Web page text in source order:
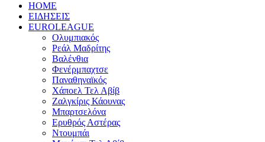
HOME
ΕΙΔΗΣΕΙΣ
EUROLEAGUE
Ολυμπιακός
Ρεάλ Μαδρίτης
Βαλένθια
Φενέρμπαχτσε
Παναθηναϊκός
Χάποελ Τελ Αβίβ
Ζαλγκίρις Κάουνας
Μπαρτσελόνα
Ερυθρός Αστέρας
Ντουμπάι